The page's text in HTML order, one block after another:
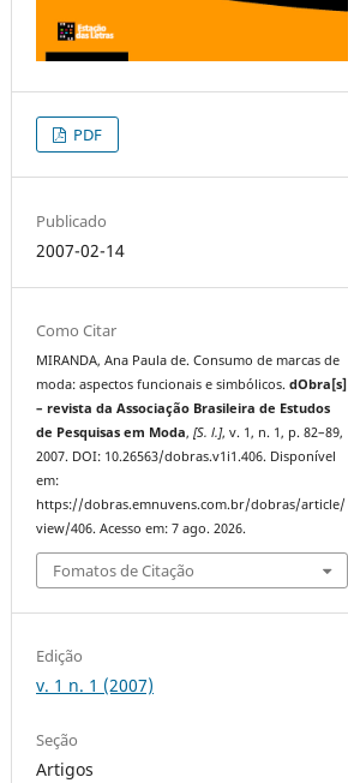
PDF
Publicado
2007-02-14
Como Citar
MIRANDA, Ana Paula de. Consumo de marcas de
moda: aspectos funcionais e simbólicos.dObra[s]
– revista da Associação Brasileira de Estudos
de Pesquisas em Moda,[S. l.], v. 1, n. 1, p. 82–89,
2007. DOI: 10.26563/dobras.v1i1.406. Disponível
em:
https://dobras.emnuvens.com.br/dobras/article/
view/406. Acesso em: 7 ago. 2026.
Fomatos de Citação
Edição
v. 1 n. 1 (2007)
Seção
Artigos